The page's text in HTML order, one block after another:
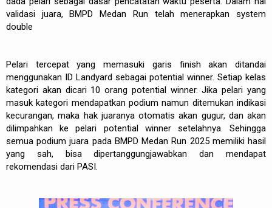
validasi juara, BMPD Medan Run telah menerapkan system
double
Pelari tercepat yang memasuki garis finish akan ditandai
menggunakan ID Landyard sebagai potential winner. Setiap kelas
kategori akan dicari 10 orang potential winner. Jika pelari yang
masuk kategori mendapatkan podium namun ditemukan indikasi
kecurangan, maka hak juaranya otomatis akan gugur, dan akan
dilimpahkan ke pelari potential winner setelahnya. Sehingga
semua podium juara pada BMPD Medan Run 2025 memiliki hasil
yang sah, bisa dipertanggungjawabkan dan mendapat
rekomendasi dari PASI.